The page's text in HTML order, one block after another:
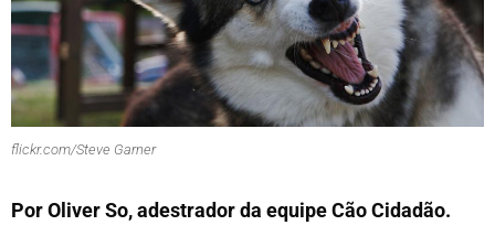
flickr.com/Steve Garner
Por Oliver So, adestrador da equipe Cão Cidadão.